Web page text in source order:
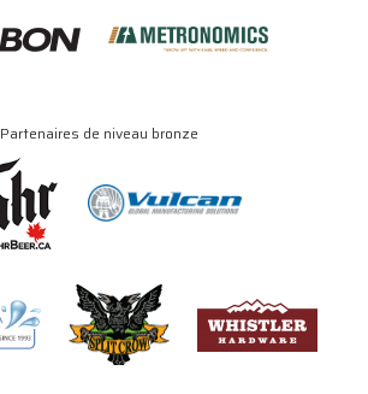
Partenaires de niveau bronze